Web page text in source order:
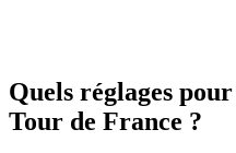
Quels réglages
Tour de France ?